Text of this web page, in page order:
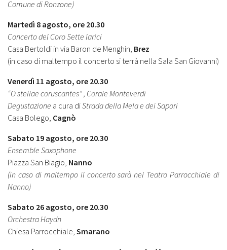
Comune di Ronzone)
Martedì 8 agosto, ore 20.30
Concerto del Coro Sette larici
Casa Bertoldi in via Baron de Menghin, Brez
(in caso di maltempo il concerto si terrà nella Sala San Giovanni)
Venerdì 11 agosto, ore 20.30
“O stellae coruscantes” , Corale Monteverdi
Degustazione a cura diStrada della Mela e dei Sapori
Casa Bolego, Cagnò
Sabato 19 agosto, ore 20.30
Ensemble Saxophone
Piazza San Biagio, Nanno
(in caso di maltempo il concerto sarà nel Teatro Parrocchiale di
Nanno)
Sabato 26 agosto, ore 20.30
Orchestra Haydn
Chiesa Parrocchiale, Smarano